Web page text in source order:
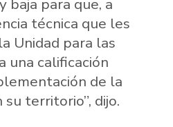
baja para que, a
técnica que les
Unidad para las
una calificación
de la
territorio”, dijo.